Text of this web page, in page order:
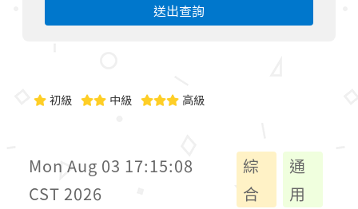
送出查詢
初級 中級 高級
Mon Aug 03 17:15:08
CST 2026
綜
合
通
用